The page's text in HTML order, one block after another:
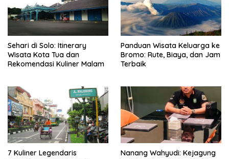
Sehari di Solo: Itinerary
Wisata Kota Tua dan
Rekomendasi Kuliner Malam
Panduan Wisata Keluarga ke
Bromo: Rute, Biaya, dan Jam
Terbaik
7 Kuliner Legendaris
Nanang Wahyudi: Kejagung